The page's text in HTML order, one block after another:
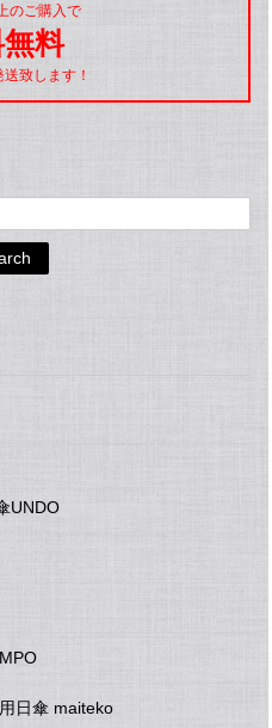
のご購入で
料
致します！
UNDO
日傘 maiteko